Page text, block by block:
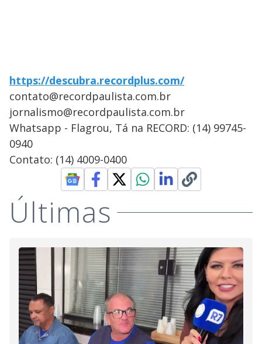
https://descubra.recordplus.com/
contato@recordpaulista.com.br
jornalismo@recordpaulista.com.br
Whatsapp - Flagrou, Tá na RECORD: (14) 99745-
0940
Contato: (14) 4009-0400
Últimas